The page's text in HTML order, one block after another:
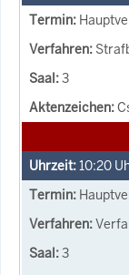
3
10:20
3